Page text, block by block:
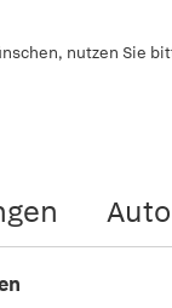
nutzen Sie